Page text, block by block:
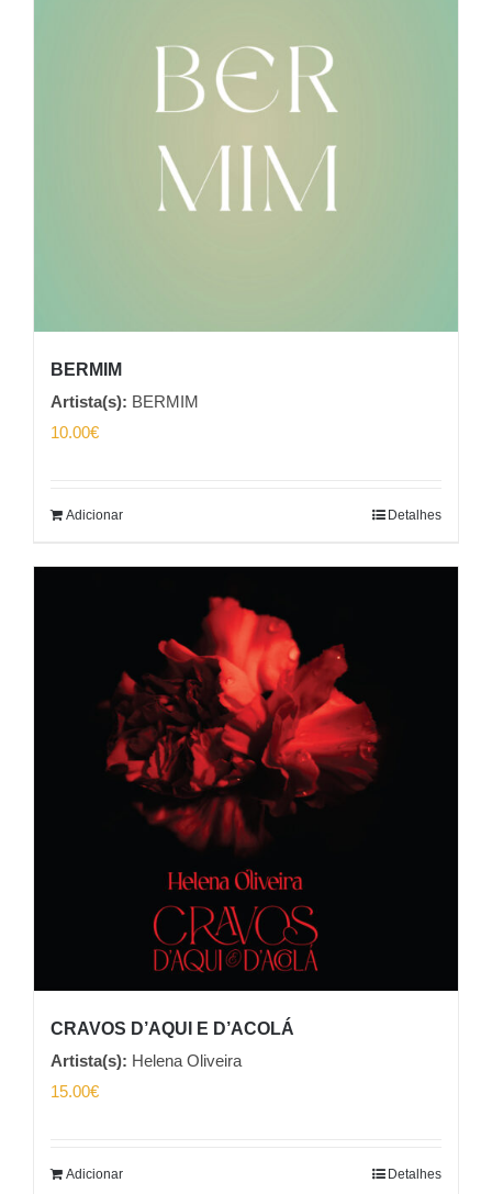
BERMIM
Artista(s): BERMIM
10.00€
Adicionar Detalhes
CRAVOS D’AQUI E D’ACOLÁ
Artista(s): Helena Oliveira
15.00€
Adicionar Detalhes